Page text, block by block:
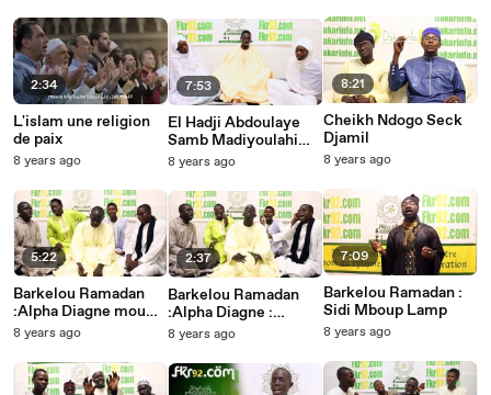
2:34
L'islam une religion
de paix
8 years ago
5:22
Barkelou Ramadan
:Alpha Diagne mou
Serigne Saliou
8 years ago
7:53
El Hadji Abdoulaye
Samb Madiyoulahi
Yonent Fegnena
8 years ago
2:37
Barkelou Ramadan
:Alpha Diagne :
Seydouna Mohamed
8 years ago
8:21
Cheikh Ndogo Seck
Djamil
8 years ago
7:09
Barkelou Ramadan :
Sidi Mboup Lamp
8 years ago